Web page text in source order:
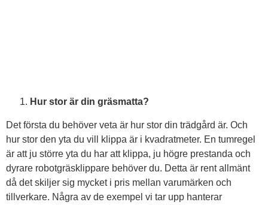
Hur stor är din gräsmatta?
Det första du behöver veta är hur stor din trädgård är. Och
hur stor den yta du vill klippa är i kvadratmeter. En tumregel
är att ju större yta du har att klippa, ju högre prestanda och
dyrare robotgräsklippare behöver du. Detta är rent allmänt
då det skiljer sig mycket i pris mellan varumärken och
tillverkare. Några av de exempel vi tar upp hanterar